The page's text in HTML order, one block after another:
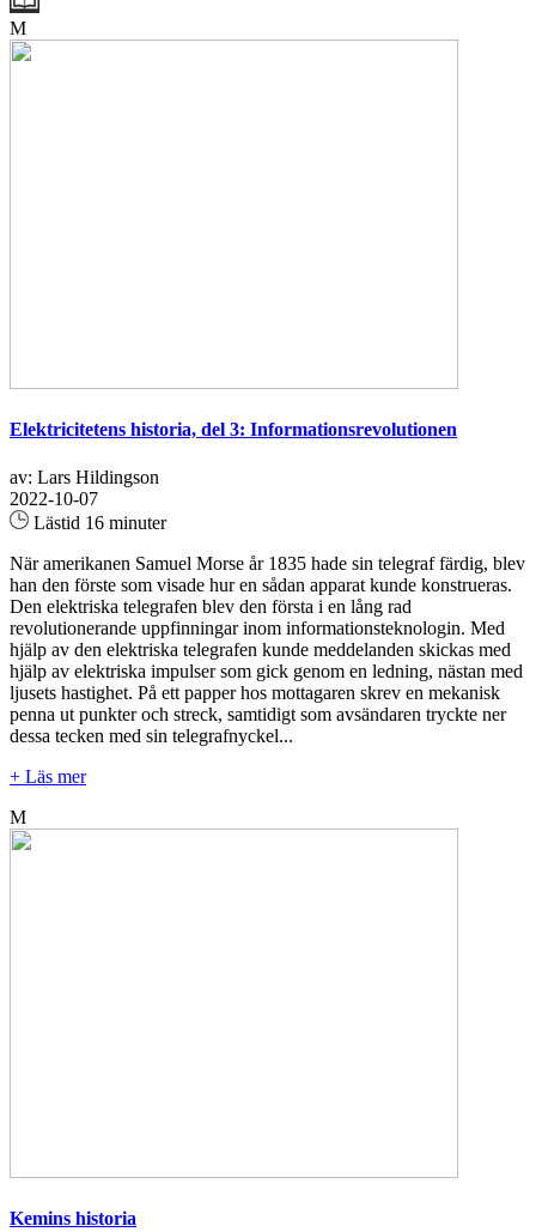
M
Elektricitetens historia, del 3: Informationsrevolutionen
av: Lars Hildingson
2022-10-07
Lästid 16 minuter
När amerikanen Samuel Morse år 1835 hade sin telegraf färdig, blev
han den förste som visade hur en sådan apparat kunde konstrueras.
Den elektriska telegrafen blev den första i en lång rad
revolutionerande uppfinningar inom informationsteknologin. Med
hjälp av den elektriska telegrafen kunde meddelanden skickas med
hjälp av elektriska impulser som gick genom en ledning, nästan med
ljusets hastighet. På ett papper hos mottagaren skrev en mekanisk
penna ut punkter och streck, samtidigt som avsändaren tryckte ner
dessa tecken med sin telegrafnyckel...
+ Läs mer
M
Kemins historia